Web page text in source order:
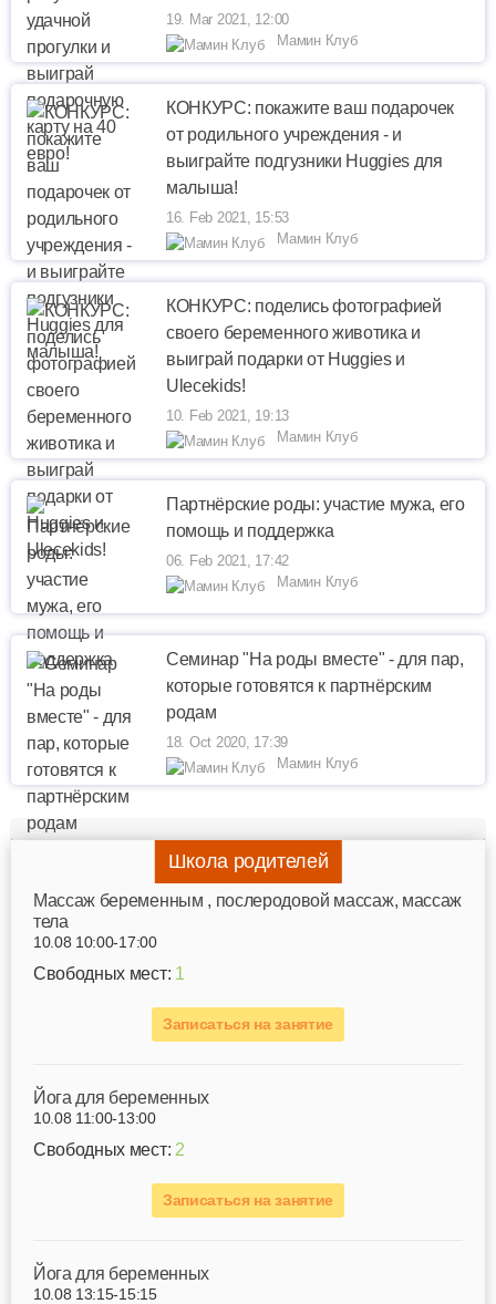
19. Mar 2021, 12:00
Мамин Клуб
КОНКУРС: покажите ваш подарочек
от родильного учреждения - и
выиграйте подгузники Huggies для
малыша!
16. Feb 2021, 15:53
Мамин Клуб
КОНКУРС: поделись фотографией
своего беременного животика и
выиграй подарки от Huggies и
Ulecekids!
10. Feb 2021, 19:13
Мамин Клуб
Партнёрские роды: участие мужа, его
помощь и поддержка
06. Feb 2021, 17:42
Мамин Клуб
Cеминар "На роды вместе" - для пар,
которые готовятся к партнёрским
родам
18. Oct 2020, 17:39
Мамин Клуб
Школа родителей
Mассаж беременным , послеродовой массаж, массаж
тела
10.08 10:00-17:00
Свободных мест: 1
Записаться на занятие
Йога для беременных
10.08 11:00-13:00
Свободных мест: 2
Записаться на занятие
Йога для беременных
10.08 13:15-15:15